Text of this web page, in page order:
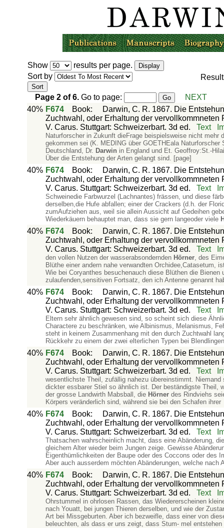
Show
results per page.
Sort by
Page 2of6.Go to page:
NEXT
40% F674 Book:
Darwin, C. R. 1867. Die
Zuchtwahl, oder Erhaltung der vervollkommneten
V. Carus. Stuttgart: Schweizerbart. 3d ed.
Text
Naturforscher in Zukunft dieFrage beispielsweise nicht
gekommen sei (K. MEDING über GOETHEala
Deutschland, Dr. Darwin in England und Et. Geoffroy:St.-
Über die Entstehung der Arten gelangt sind. [page]
40% F674 Book:
Darwin, C. R. 1867. Die
Zuchtwahl, oder Erhaltung der vervollkommneten
V. Carus. Stuttgart: Schweizerbart. 3d ed.
Text
Schweinedie Farbwurzel (Lachnantes) frässen, und diese
derselben,die Hufe abfallen; einer der Crackers (d.h. der
zumAufziehen aus, weil sie allein Aussicht auf Gedeihen
Wiederkäuern behauptet man, dass sie gern langeoder viele
40% F674 Book:
Darwin, C. R. 1867. Die
Zuchtwahl, oder Erhaltung der vervollkommneten
V. Carus. Stuttgart: Schweizerbart. 3d ed.
Text
den vollen Nutzen der wasserabsondernden Hörner, des
Blüthe einer andern nahe verwandten Orchidee,Catasetum,
Wie bei Coryanthes besuchenauch diese Blüthen die
zulaufenden,sensitiven Fortsatz, den ich Antenne genannt
40% F674 Book:
Darwin, C. R. 1867. Die
Zuchtwahl, oder Erhaltung der vervollkommneten
V. Carus. Stuttgart: Schweizerbart. 3d ed.
Text
Eltern sehr ähnlich gewesen sind, so scheint sich diese
Charactere zu beschränken, wie Albinismus, Melanismus,
steht in keinem Zusammenhang mit den durch Zuchtwahl
Rückkehr zu einem der zwei elterlichen Typen bei
40% F674 Book:
Darwin, C. R. 1867. Die
Zuchtwahl, oder Erhaltung der vervollkommneten
V. Carus. Stuttgart: Schweizerbart. 3d ed.
Text
wesentlichste Theil, zufällig nahezu übereinstimmt.
dickter essbarer Stiel so ähnlich ist. Der beständigste Theil,
der grosse Landwirth Mabsball, die Hörnerdes Rindviehs
Körpers veränderlich sind, während sie bei den Schafen ihrer
40% F674 Book:
Darwin, C. R. 1867. Die
Zuchtwahl, oder Erhaltung der vervollkommneten
V. Carus. Stuttgart: Schweizerbart. 3d ed.
Text
Thatsachen wahrscheinlich macht, dass eine Abänderung,
gleichem Alter wieder beim Jungen zeige. Gewisse
Eigenthümlichkeiten der Baupe oder des Coccons oder des
Aber auch ausserdem möchten Abänderungen, welche nach
40% F674 Book:
Darwin, C. R. 1867. Die
Zuchtwahl, oder Erhaltung der vervollkommneten
V. Carus. Stuttgart: Schweizerbart. 3d ed.
Text
Ohrstummel in ohrlosen Rassen, das Wiedererscheinen
nach Youatt, bei jungen Thieren derselben, und wie der
Art bei Missgeburten. Aber ich bezweifle, dass einer von
beleuchten, als dass er uns zeigt, dass Stum- mel